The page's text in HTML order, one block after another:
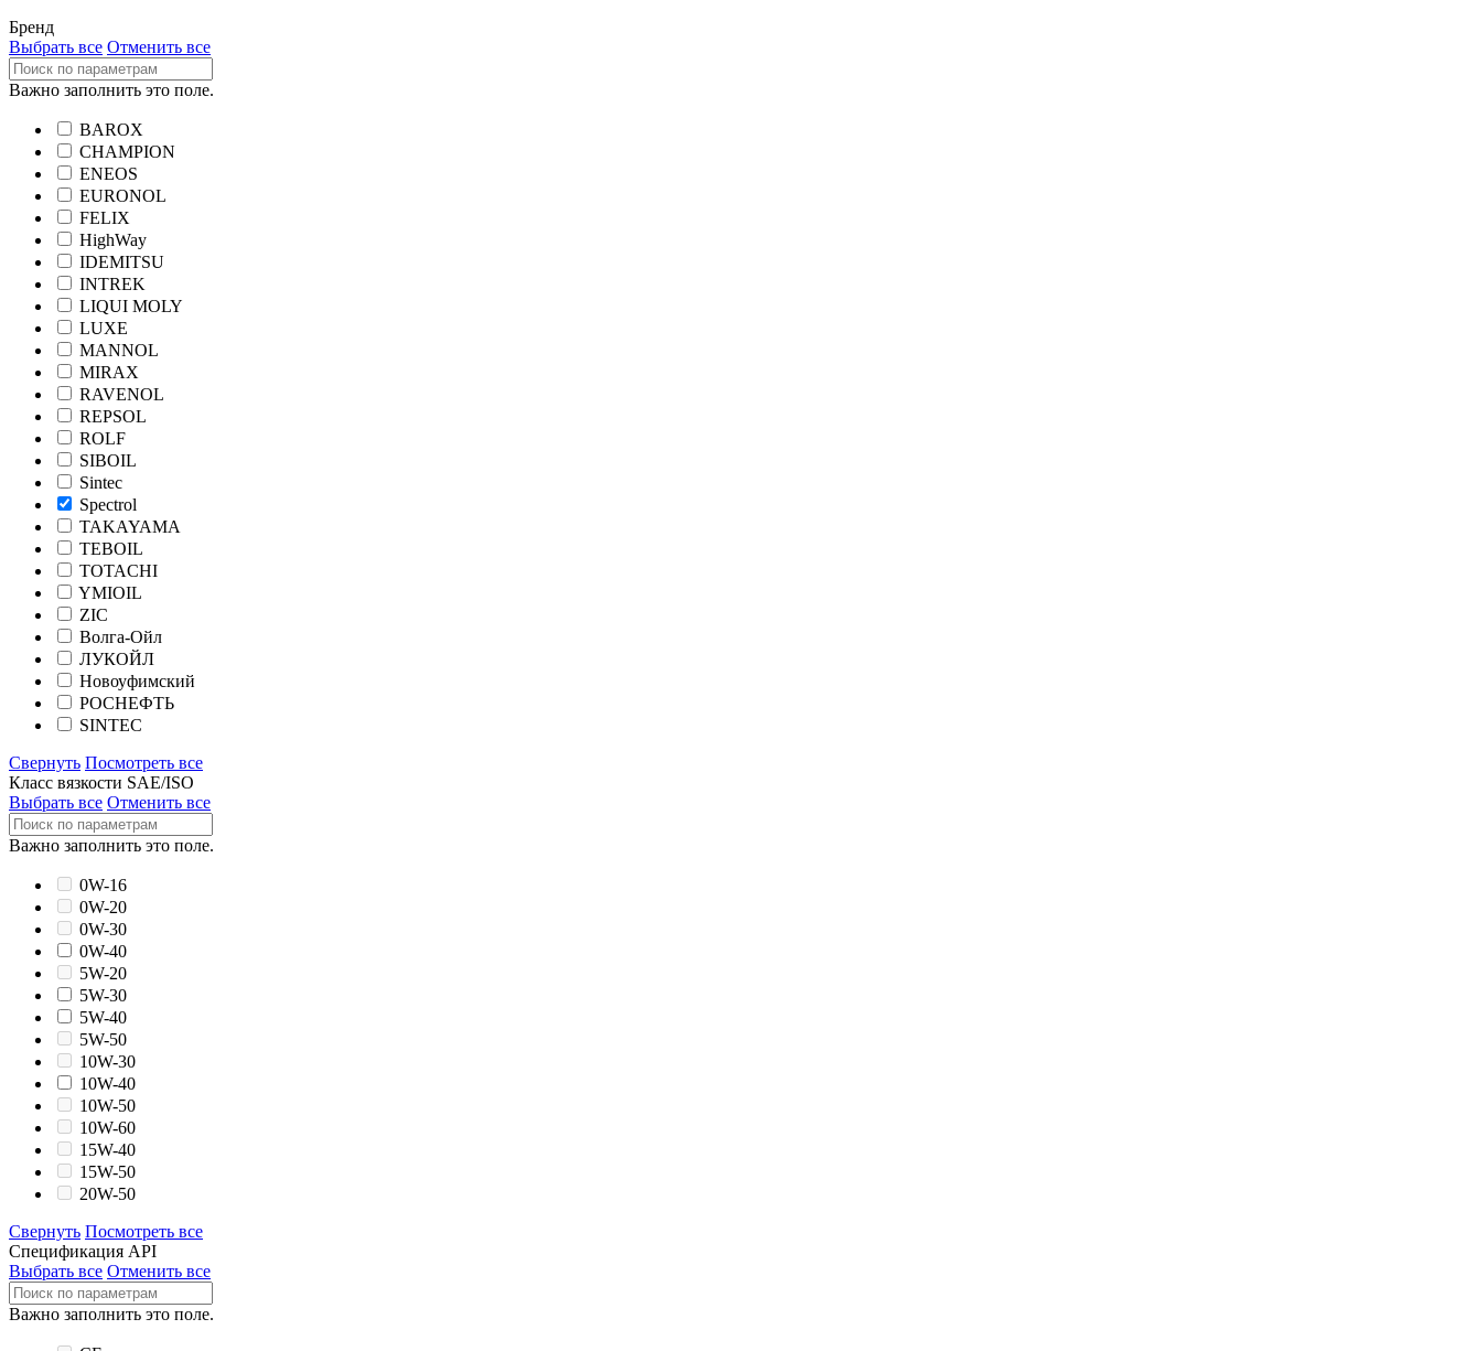
Бренд
Выбрать все Отменить все
Важно заполнить это поле.
BAROX
CHAMPION
ENEOS
EURONOL
FELIX
HighWay
IDEMITSU
INTREK
LIQUI MOLY
LUXE
MANNOL
MIRAX
RAVENOL
REPSOL
ROLF
SIBOIL
Sintec
Spectrol
TAKAYAMA
TEBOIL
TOTACHI
YMIOIL
ZIC
Волга-Ойл
ЛУКОЙЛ
Новоуфимский
РОСНЕФТЬ
SINTEC
Свернуть Посмотреть все
Класс вязкости SAE/ISO
Выбрать все Отменить все
Важно заполнить это поле.
0W-16
0W-20
0W-30
0W-40
5W-20
5W-30
5W-40
5W-50
10W-30
10W-40
10W-50
10W-60
15W-40
15W-50
20W-50
Свернуть Посмотреть все
Спецификация API
Выбрать все Отменить все
Важно заполнить это поле.